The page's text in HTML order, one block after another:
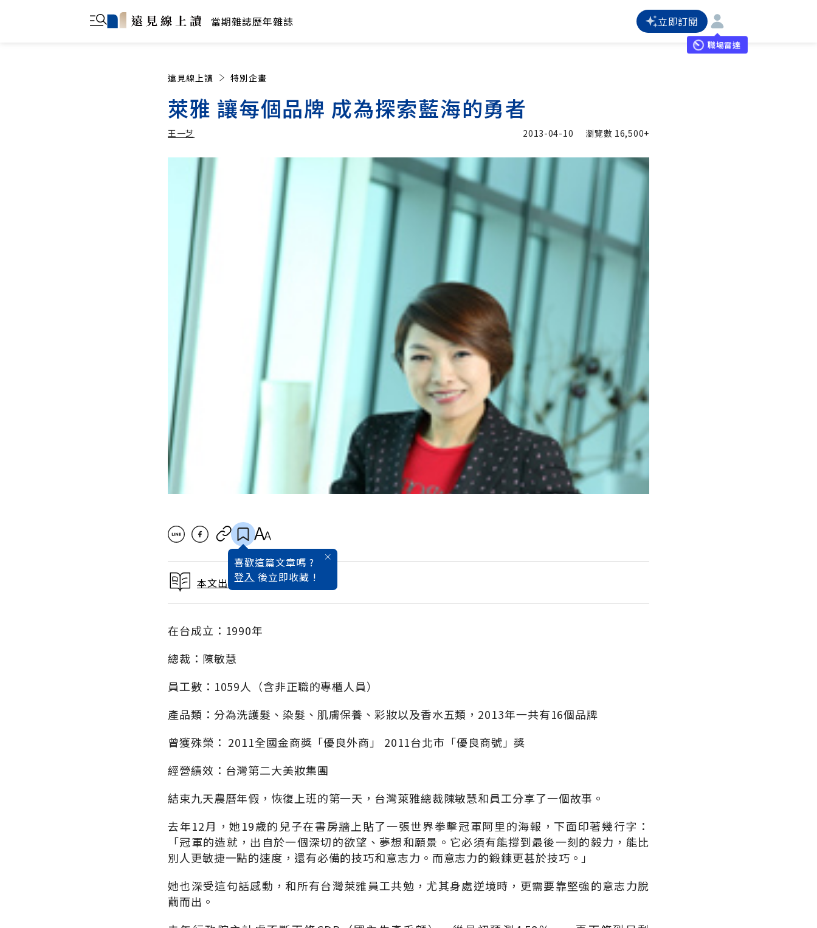
當期雜誌歷年雜誌 立即訂閱
職場雷達
遠見線上讀 特別企畫
萊雅 讓每個品牌 成為探索藍海的勇者
王一芝 2013-04-10 瀏覽數 16,500+
喜歡這篇文章嗎 ?
登入 後立即收藏 !
本文出自2013品牌特刊
在台成立：1990年
總裁：陳敏慧
員工數：1059人（含非正職的專櫃人員）
產品類：分為洗護髮、染髮、肌膚保養、彩妝以及香水五類，2013年一共有16個品牌
曾獲殊榮： 2011全國金商獎「優良外商」 2011台北市「優良商號」獎
經營績效：台灣第二大美妝集團
結束九天農曆年假，恢復上班的第一天，台灣萊雅總裁陳敏慧和員工分享了一個故事。
去年12月，她19歲的兒子在書房牆上貼了一張世界拳擊冠軍阿里的海報，下面印著幾行字：
「冠軍的造就，出自於一個深切的欲望、夢想和願景。它必須有能撐到最後一刻的毅力，能比
別人更敏捷一點的速度，還有必備的技巧和意志力。而意志力的鍛鍊更甚於技巧。」
她也深受這句話感動，和所有台灣萊雅員工共勉，尤其身處逆境時，更需要靠堅強的意志力脫
繭而出。